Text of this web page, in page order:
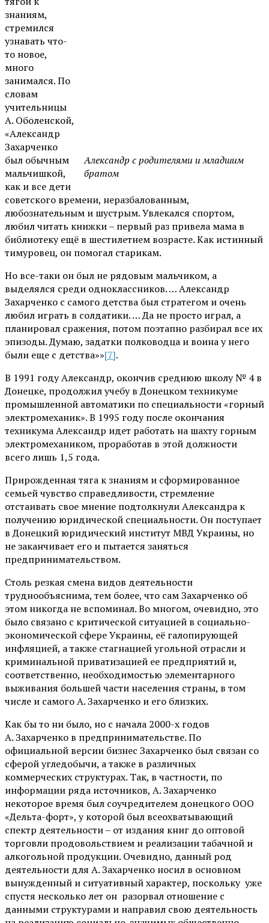
Александр с родителями и младшим
братом
знаниям,
стремился
узнавать что-
то новое,
много
занимался. По
словам
учительницы
А. Оболенской,
«Александр
Захарченко
был обычным
мальчишкой,
как и все дети
советского времени, неразбалованным,
любознательным и шустрым. Увлекался спортом,
любил читать книжки – первый раз привела мама в
библиотеку ещё в шестилетнем возрасте. Как истинный
тимуровец, он помогал старикам.
Но все-таки он был не рядовым мальчиком, а
выделялся среди одноклассников. … Александр
Захарченко с самого детства был стратегом и очень
любил играть в солдатики. … Да не просто играл, а
планировал сражения, потом поэтапно разбирал все их
эпизоды. Думаю, задатки полководца и воина у него
были еще с детства»»[7].
В 1991 году Александр, окончив среднюю школу № 4 в
Донецке, продолжил учебу в Донецком техникуме
промышленной автоматики по специальности «горный
электромеханик». В 1995 году после окончания
техникума Александр идет работать на шахту горным
электромехаником, проработав в этой должности
всего лишь 1,5 года.
Прирожденная тяга к знаниям и сформированное
семьей чувство справедливости, стремление
отстаивать свое мнение подтолкнули Александра к
получению юридической специальности. Он поступает
в Донецкий юридический институт МВД Украины, но
не заканчивает его и пытается заняться
предпринимательством.
Столь резкая смена видов деятельности
труднообъяснима, тем более, что сам Захарченко об
этом никогда не вспоминал. Во многом, очевидно, это
было связано с критической ситуацией в социально-
экономической сфере Украины, её галопирующей
инфляцией, а также стагнацией угольной отрасли и
криминальной приватизацией ее предприятий и,
соответственно, необходимостью элементарного
выживания большей части населения страны, в том
числе и самого А. Захарченко и его близких.
Как бы то ни было, но с начала 2000-х годов
А. Захарченко в предпринимательстве. По
официальной версии бизнес Захарченко был связан со
сферой угледобычи, а также в различных
коммерческих структурах. Так, в частности, по
информации ряда источников, А. Захарченко
некоторое время был соучредителем донецкого ООО
«Дельта-форт», у которой был всеохватывающий
спектр деятельности – от издания книг до оптовой
торговли продовольствием и реализации табачной и
алкогольной продукции. Очевидно, данный род
деятельности для А. Захарченко носил в основном
вынужденный и ситуативный характер, поскольку уже
спустя несколько лет он разорвал отношение с
данными структурами и направил свою деятельность